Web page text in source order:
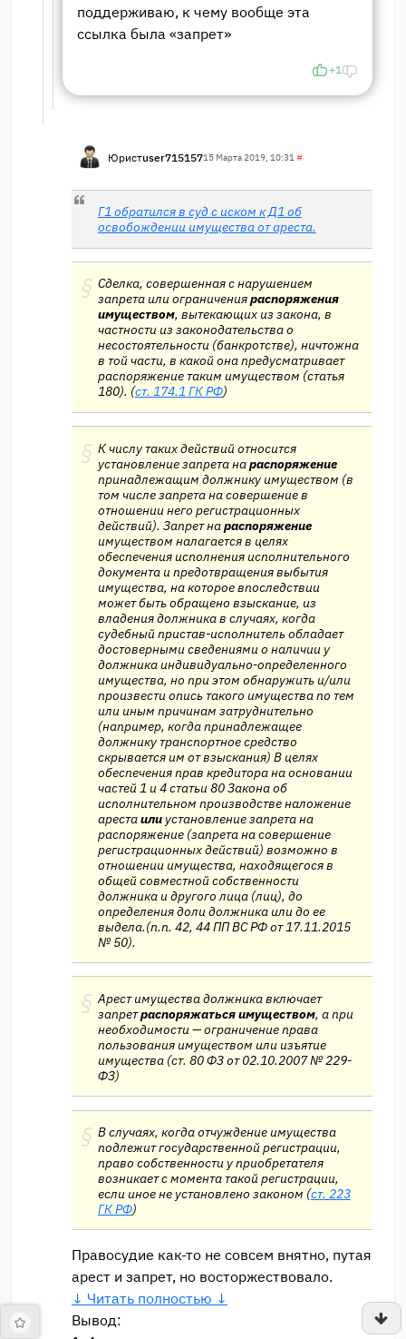
поддерживаю, к чему вообще эта
ссылка была «запрет»
+1
Юристuser71515715 Марта 2019, 10:31#
Г1 обратился в суд с иском к Д1 об
освобождении имущества от ареста.
Сделка, совершенная с нарушением
запрета или ограниченияраспоряжения
имуществом, вытекающих из закона, в
частности из законодательства о
несостоятельности (банкротстве), ничтожна
в той части, в какой она предусматривает
распоряжение таким имуществом (статья
180). (ст. 174.1 ГК РФ)
К числу таких действий относится
установление запрета нараспоряжение
принадлежащим должнику имуществом (в
том числе запрета на совершение в
отношении него регистрационных
действий). Запрет нараспоряжение
имуществом налагается в целях
обеспечения исполнения исполнительного
документа и предотвращения выбытия
имущества, на которое впоследствии
может быть обращено взыскание, из
владения должника в случаях, когда
судебный пристав-исполнитель обладает
достоверными сведениями о наличии у
должника индивидуально-определенного
имущества, но при этом обнаружить и/или
произвести опись такого имущества по тем
или иным причинам затруднительно
(например, когда принадлежащее
должнику транспортное средство
скрывается им от взыскания) В целях
обеспечения прав кредитора на основании
частей 1 и 4 статьи 80 Закона об
исполнительном производстве наложение
арестаилиустановление запрета на
распоряжение (запрета на совершение
регистрационных действий) возможно в
отношении имущества, находящегося в
общей совместной собственности
должника и другого лица (лиц), до
определения доли должника или до ее
выдела.(п.п. 42, 44 ПП ВС РФ от 17.11.2015
№ 50).
Арест имущества должника включает
запретраспоряжаться имуществом, а при
необходимости — ограничение права
пользования имуществом или изъятие
имущества (ст. 80 ФЗ от 02.10.2007 № 229-
ФЗ)
В случаях, когда отчуждение имущества
подлежит государственной регистрации,
право собственности у приобретателя
возникает с момента такой регистрации,
если иное не установлено законом (ст. 223
ГК РФ)
Правосудие как-то не совсем внятно, путая
арест и запрет, но восторжествовало.
↓ Читать полностью ↓
Вывод: